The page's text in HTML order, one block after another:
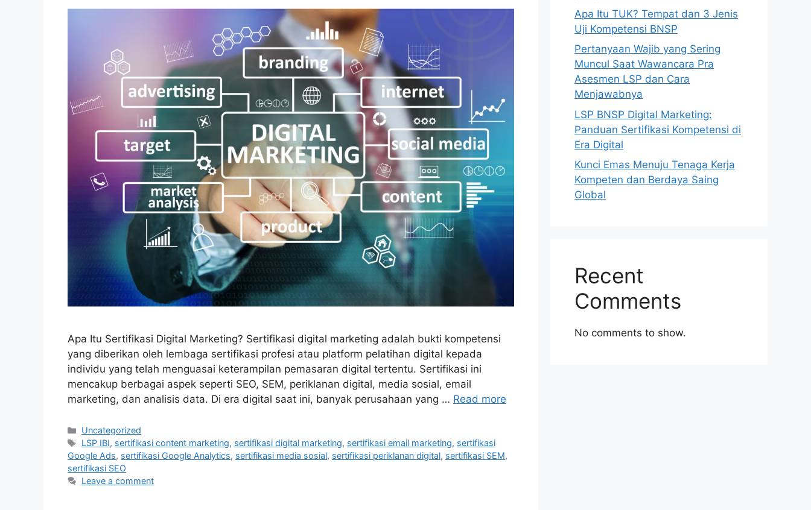
Apa Itu Sertifikasi Digital Marketing? Sertifikasi digital marketing adalah bukti kompetensi
yang diberikan oleh lembaga sertifikasi profesi atau platform pelatihan digital kepada
individu yang telah menguasai keterampilan pemasaran digital tertentu. Sertifikasi ini
mencakup berbagai aspek seperti SEO, SEM, periklanan digital, media sosial, email
marketing, dan analisis data. Di era digital saat ini, banyak perusahaan yang … Read more
Uncategorized
LSP IBI, sertifikasi content marketing, sertifikasi digital marketing, sertifikasi email marketing, sertifikasi
Google Ads, sertifikasi Google Analytics, sertifikasi media sosial, sertifikasi periklanan digital, sertifikasi SEM,
sertifikasi SEO
Leave a comment
Apa Itu TUK? Tempat dan 3 Jenis
Uji Kompetensi BNSP
Pertanyaan Wajib yang Sering
Muncul Saat Wawancara Pra
Asesmen LSP dan Cara
Menjawabnya
LSP BNSP Digital Marketing:
Panduan Sertifikasi Kompetensi di
Era Digital
Kunci Emas Menuju Tenaga Kerja
Kompeten dan Berdaya Saing
Global
Recent
Comments
No comments to show.